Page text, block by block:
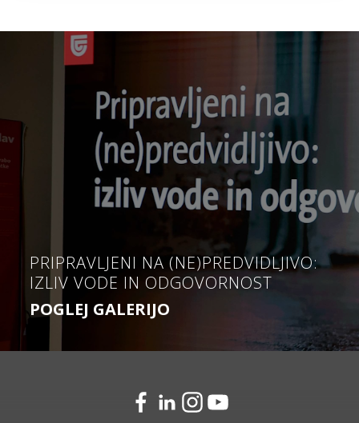
PRIPRAVLJENI NA (NE)PREDVIDLJIVO:
IZLIV VODE IN ODGOVORNOST
POGLEJ GALERIJO